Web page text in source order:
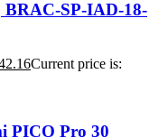
SP-IAD-18-
Current price is:
PICO Pro 30